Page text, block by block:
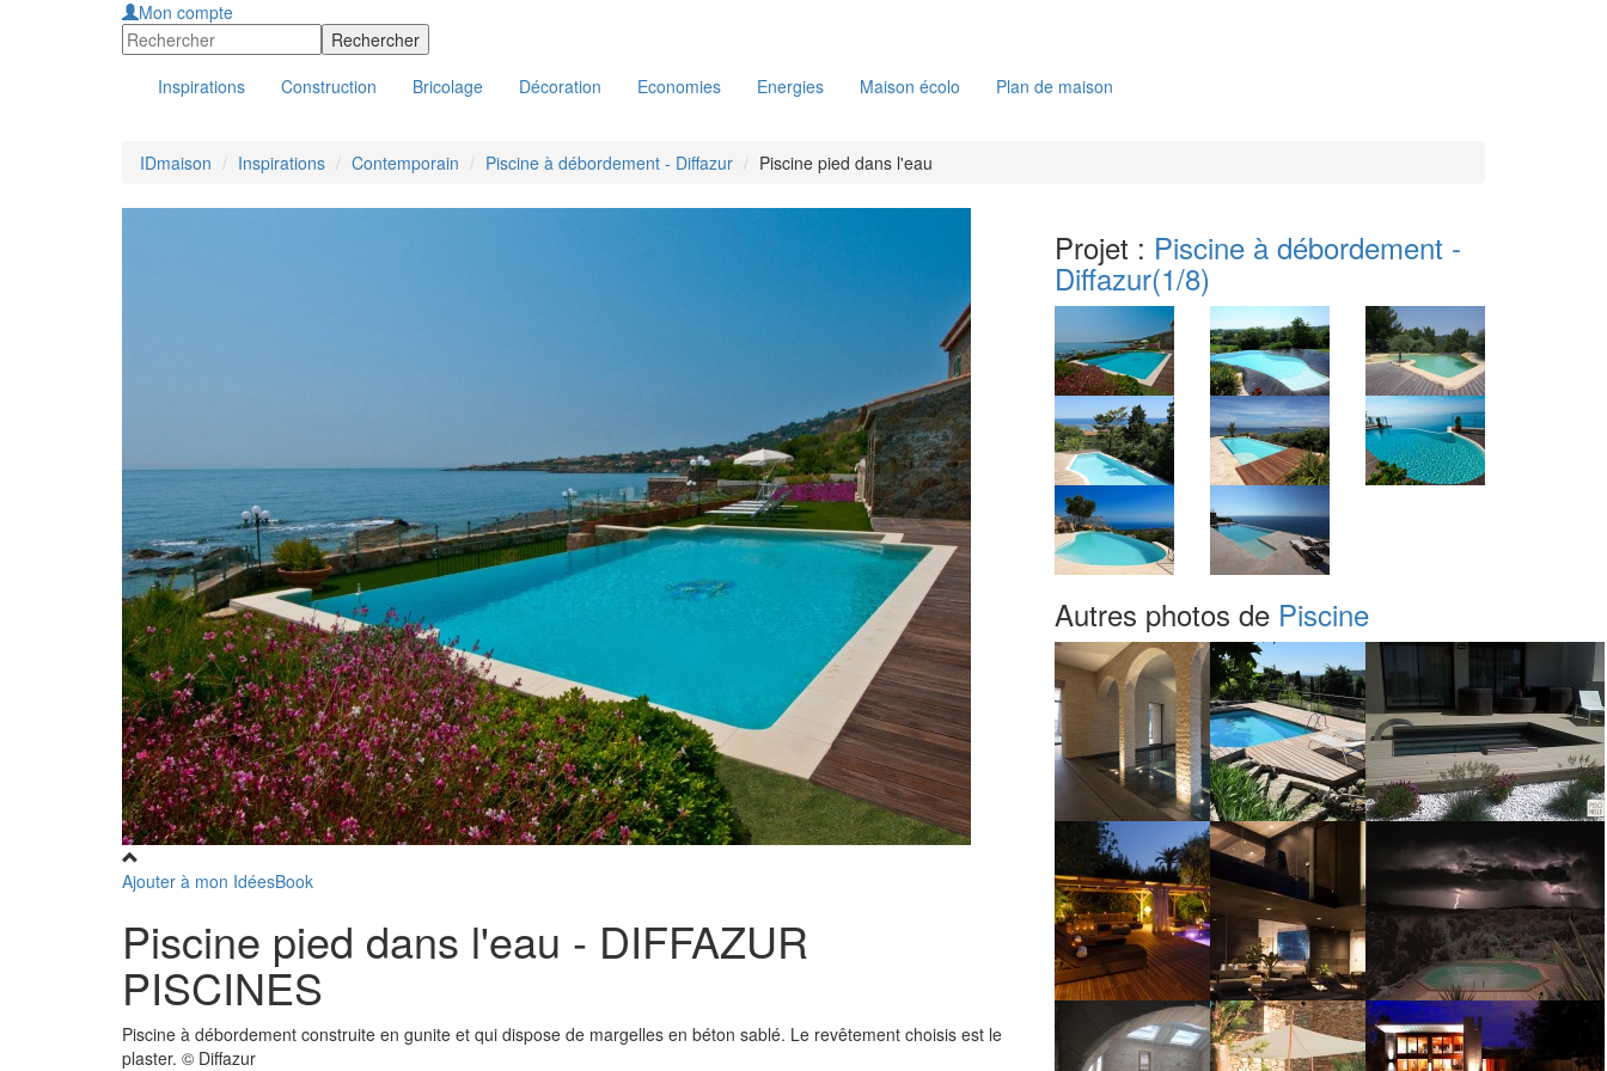
Mon compte
Inspirations Construction Bricolage Décoration Economies Energies Maison écolo Plan de maison
IDmaison Inspirations Contemporain Piscine à débordement - Diffazur Piscine pied dans l'eau
Ajouter à mon IdéesBook
Piscine pied dans l'eau - DIFFAZUR
PISCINES
Piscine à débordement construite en gunite et qui dispose de margelles en béton sablé. Le revêtement choisis est le
plaster. © Diffazur
Projet : Piscine à débordement -
Diffazur(1/8)
Autres photos de Piscine